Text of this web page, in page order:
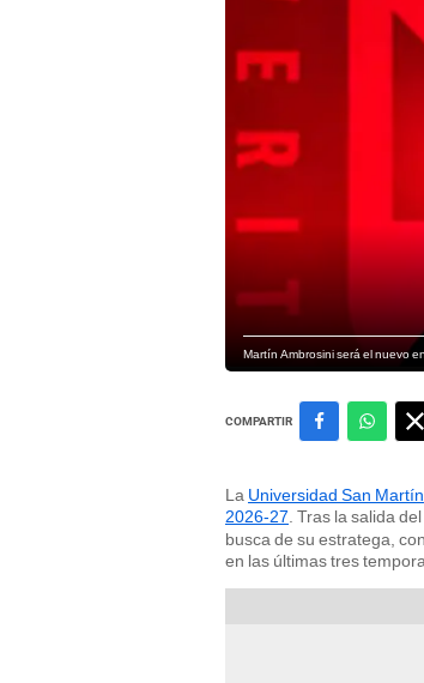
Martín Ambrosini será el nuevo
COMPARTIR
La Universidad San Martín
2026-27 . Tras la salida
busca de su estratega,
en las últimas tres